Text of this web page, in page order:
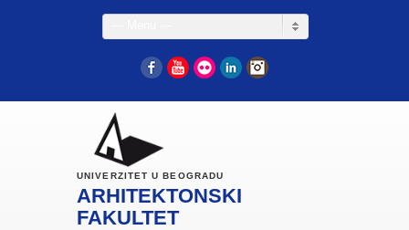
FacebookYouTube
Flickr LinkedIn
UNIVERZITET U BEOGRADU
ARHITEKTONSKI
FAKULTET